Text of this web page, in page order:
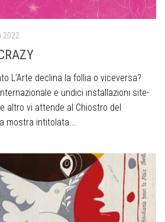
2022
L’Arte declina la follia o viceversa?
e undici installazioni site-
altro vi attende al Chiostro del
mostra intitolata...